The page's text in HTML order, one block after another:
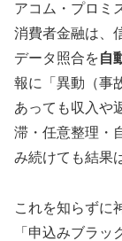
アコム・プロミ
消費者金融は、
データ照合を自
報に「異動（事
あっても収入や
滞・任意整理・
み続けても結果
これを知らずに
「申込みブラ